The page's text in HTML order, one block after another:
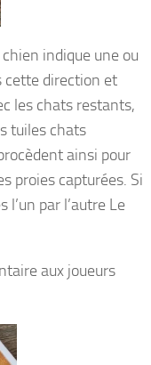
indique une ou
cette direction et
les chats restants,
tuiles chats
ainsi pour
proies capturées. Si
par l’autre Le
aux joueurs